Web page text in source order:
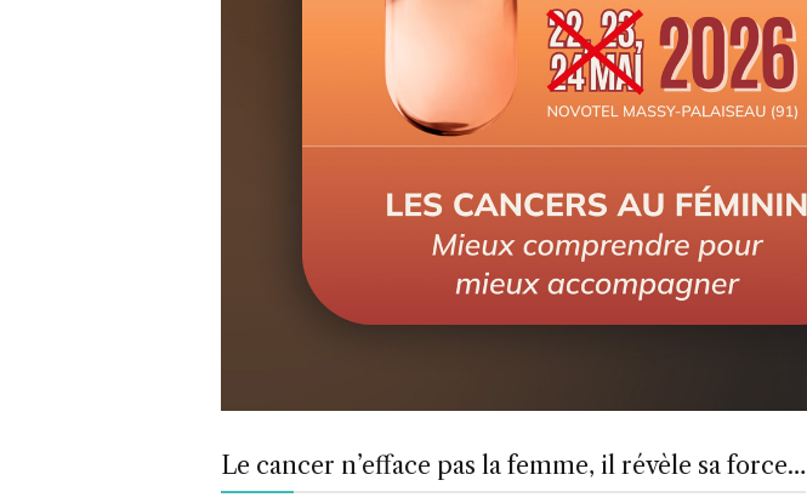
Le cancer n’efface pas la femme, il révèle sa force…